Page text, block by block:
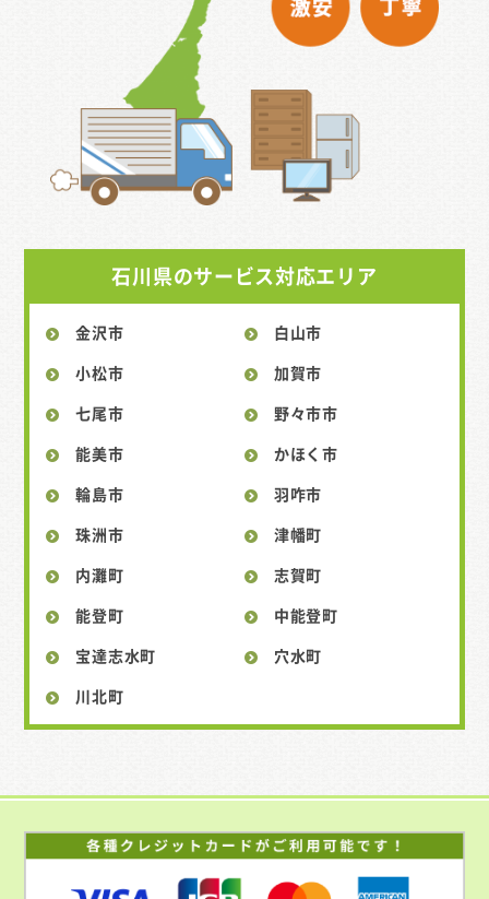
石川県のサービス対応エリア
金沢市
白山市
小松市
加賀市
七尾市
野々市市
能美市
かほく市
輪島市
羽咋市
珠洲市
津幡町
内灘町
志賀町
能登町
中能登町
宝達志水町
穴水町
川北町